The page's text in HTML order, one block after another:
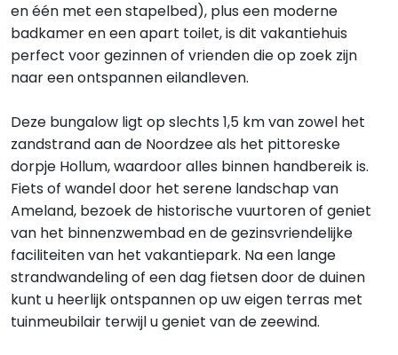
en één met een stapelbed), plus een moderne
badkamer en een apart toilet, is dit vakantiehuis
perfect voor gezinnen of vrienden die op zoek zijn
naar een ontspannen eilandleven.
Deze bungalow ligt op slechts 1,5 km van zowel het
zandstrand aan de Noordzee als het pittoreske
dorpje Hollum, waardoor alles binnen handbereik is.
Fiets of wandel door het serene landschap van
Ameland, bezoek de historische vuurtoren of geniet
van het binnenzwembad en de gezinsvriendelijke
faciliteiten van het vakantiepark. Na een lange
strandwandeling of een dag fietsen door de duinen
kunt u heerlijk ontspannen op uw eigen terras met
tuinmeubilair terwijl u geniet van de zeewind.